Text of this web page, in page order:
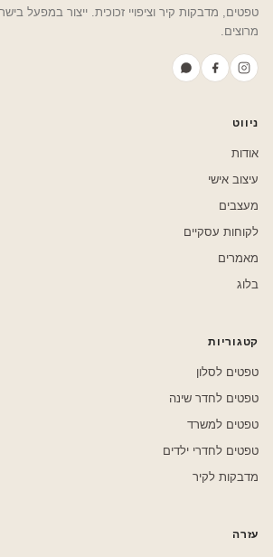
מרוצים.
ניווט
אודות
עיצוב אישי
מעצבים
לקוחות עסקיים
מאמרים
בלוג
קטגוריות
טפטים לסלון
טפטים לחדר שינה
טפטים למשרד
טפטים לחדרי ילדים
מדבקות לקיר
עזרה